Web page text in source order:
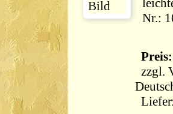
leichte
Nr.:
zzgl.